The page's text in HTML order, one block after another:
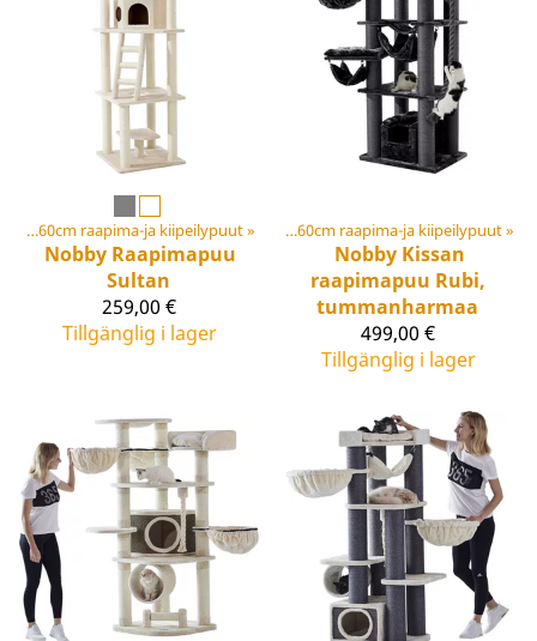
Korkeat yli 160cm raapima-ja kiipeilypuut‪»
Nobby Raapimapuu
Sultan
259,00 €
Tillgänglig i lager
Klösträd ‪» Korkeat yli 160cm raapima-ja kiipeilypuut‪»
Nobby Kissan
raapimapuu Rubi,
tummanharmaa
499,00 €
Tillgänglig i lager